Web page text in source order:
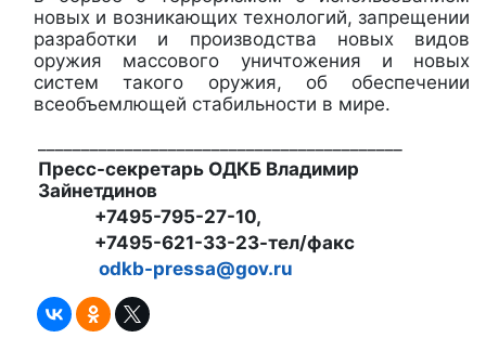
новых и возникающих технологий, запрещении
разработки и производства новых видов
оружия массового уничтожения и новых
систем такого оружия, об обеспечении
всеобъемлющей стабильности в мире.
Пресс-секретарь ОДКБ Владимир
Зайнетдинов
+7495-795-27-10,
+7495-621-33-23-тел/факс
odkb-pressa@gov.ru